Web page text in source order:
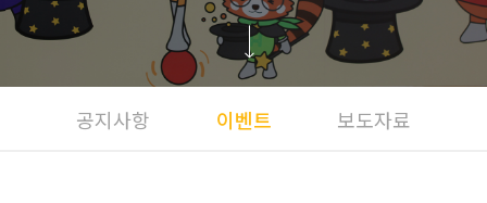
공지사항 이벤트 보도자료